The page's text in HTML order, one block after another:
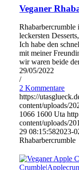
Veganer
leckersten
Ich habe den
mit meiner
wir waren beide
29/05/2022
/
2 Kommentare
https://
content/uploads/
1066 1600 Uta
content/uploads/
29 08:15:582023-
Rhabarbercrumble